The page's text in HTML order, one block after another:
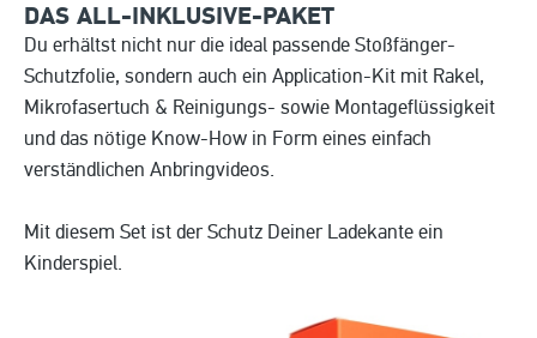
DAS ALL-INKLUSIVE-PAKET
Du erhältst nicht nur die ideal passende Stoßfänger-
Schutzfolie, sondern auch ein Application-Kit mit Rakel,
Mikrofasertuch & Reinigungs- sowie Montageflüssigkeit
und das nötige Know-How in Form eines einfach
verständlichen Anbringvideos.
Mit diesem Set ist der Schutz Deiner Ladekante ein
Kinderspiel.